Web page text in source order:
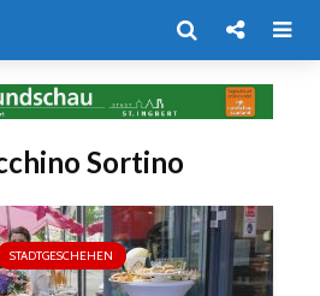
Sortino
STADTGESCHEHEN